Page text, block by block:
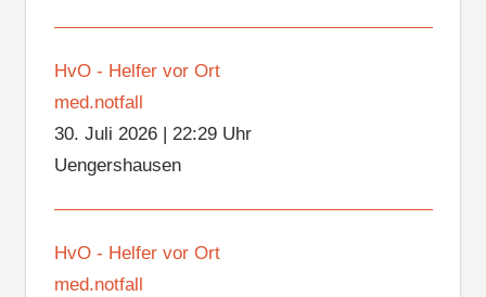
HvO - Helfer vor Ort
med.notfall
30. Juli 2026| 22:29 Uhr
Uengershausen
HvO - Helfer vor Ort
med.notfall